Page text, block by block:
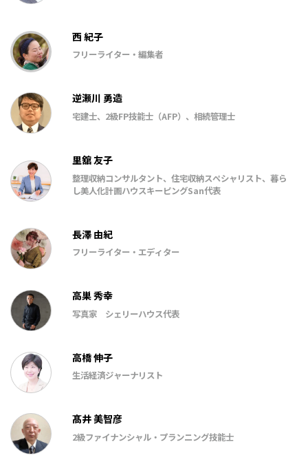
西 紀子
フリーライター・編集者
逆瀬川 勇造
宅建士、2級FP技能士（AFP）、相続管理士
里舘 友子
整理収納コンサルタント、住宅収納スペシャリスト、暮ら
し美人化計画ハウスキーピングSan代表
長澤 由紀
フリーライター・エディター
高巣 秀幸
写真家 シェリーハウス代表
高橋 伸子
生活経済ジャーナリスト
髙井 美智彦
2級ファイナンシャル・プランニング技能士